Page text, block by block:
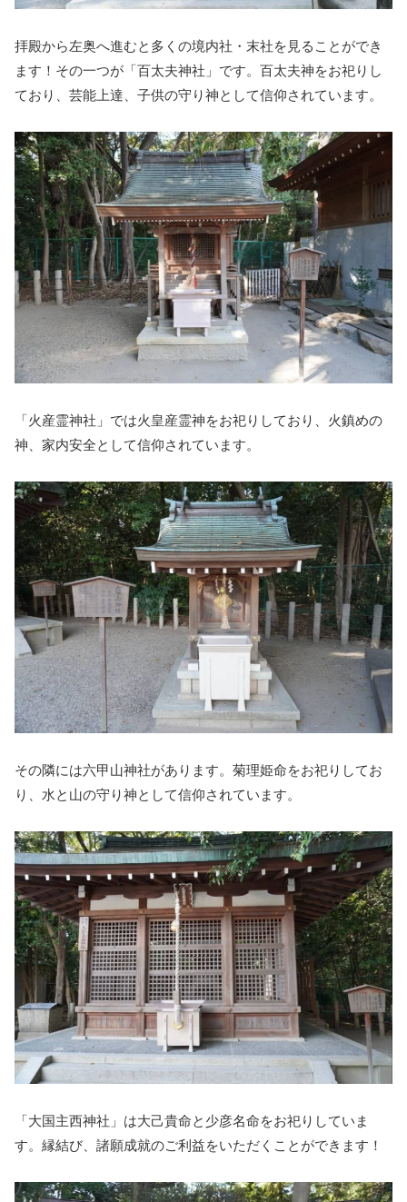
拝殿から左奥へ進むと多くの境内社・末社を見ることができ
ます！その一つが「百太夫神社」です。百太夫神をお祀りし
ており、芸能上達、子供の守り神として信仰されています。
「火産霊神社」では火皇産霊神をお祀りしており、火鎮めの
神、家内安全として信仰されています。
その隣には六甲山神社があります。菊理姫命をお祀りしてお
り、水と山の守り神として信仰されています。
「大国主西神社」は大己貴命と少彦名命をお祀りしていま
す。縁結び、諸願成就のご利益をいただくことができます！